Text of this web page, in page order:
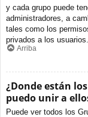
y cada grupo puede
administradores, a
tales como los
privados a los usuarios.
Arriba
¿Donde están
puedo unir a
Puede ver todos los